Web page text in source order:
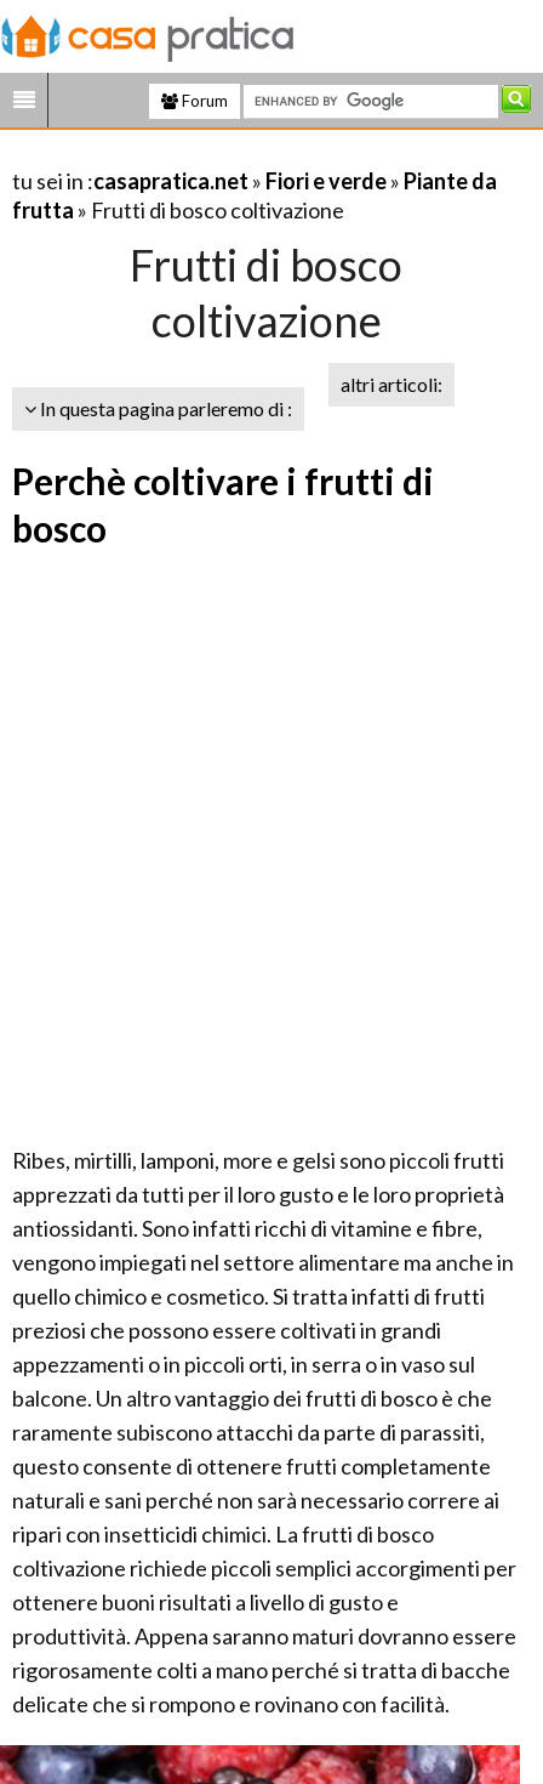
Forum
tu sei in :casapratica.net » Fiori e verde» Piante da
frutta » Frutti di bosco coltivazione
Frutti di bosco
coltivazione
In questa pagina parleremo di :
altri articoli:
Perchè coltivare i frutti di
bosco
Ribes, mirtilli, lamponi, more e gelsi sono piccoli frutti
apprezzati da tutti per il loro gusto e le loro proprietà
antiossidanti. Sono infatti ricchi di vitamine e fibre,
vengono impiegati nel settore alimentare ma anche in
quello chimico e cosmetico. Si tratta infatti di frutti
preziosi che possono essere coltivati in grandi
appezzamenti o in piccoli orti, in serra o in vaso sul
balcone. Un altro vantaggio dei frutti di bosco è che
raramente subiscono attacchi da parte di parassiti,
questo consente di ottenere frutti completamente
naturali e sani perché non sarà necessario correre ai
ripari con insetticidi chimici. La frutti di bosco
coltivazione richiede piccoli semplici accorgimenti per
ottenere buoni risultati a livello di gusto e
produttività. Appena saranno maturi dovranno essere
rigorosamente colti a mano perché si tratta di bacche
delicate che si rompono e rovinano con facilità.